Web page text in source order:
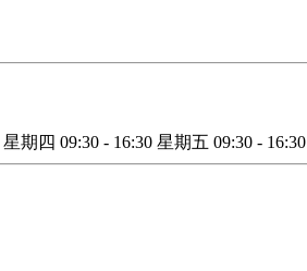
星期四 09:30 - 16:30 星期五 09:30 - 16:30